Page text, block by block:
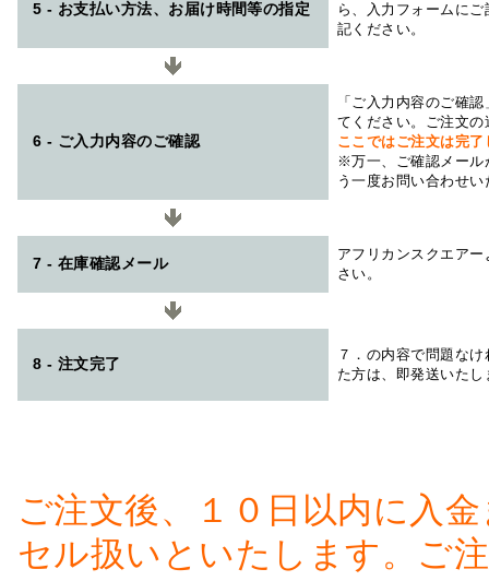
5 - お支払い方法、お届け時間等の指定
ら、入力フォームに
記ください。
6 - ご入力内容のご確認
「ご入力内容のご確
てください。ご注文
ここではご注文は完
※万一、ご確認メール
う一度お問い合わせ
7 - 在庫確認メール
アフリカンスクエアー
さい。
8 - 注文完了
７．の内容で問題な
た方は、即発送いたし
ご注文後、１０日以内に入
セル扱いといたします。ご